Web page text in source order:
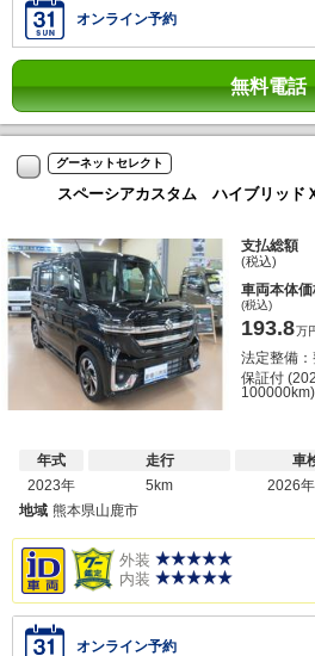
オンライン予約
無料電話
グーネットセレクト
スペーシアカスタム ハイブリッド
支払総額
(税込)
車両本体価
(税込)
193.8万
法定整備
保証付
100000km)
年式
2023年
走行
5km
車
2026
地域 熊本県山鹿市
外装
内装
オンライン予約